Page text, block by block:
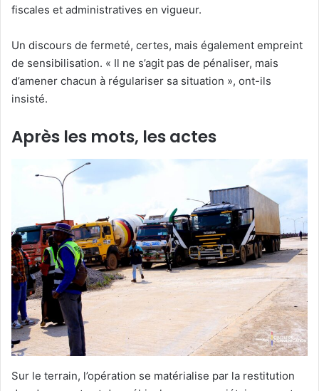
fiscales et administratives en vigueur.
Un discours de fermeté, certes, mais également empreint
de sensibilisation. « Il ne s’agit pas de pénaliser, mais
d’amener chacun à régulariser sa situation », ont-ils
insisté.
Après les mots, les actes
Sur le terrain, l’opération se matérialise par la restitution